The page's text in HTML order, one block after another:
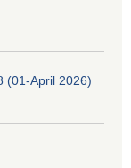
(01-April 2026)